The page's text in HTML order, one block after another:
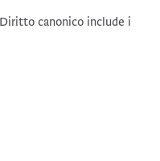
canonico include i